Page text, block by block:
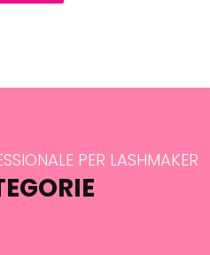
PER LASHMAKER